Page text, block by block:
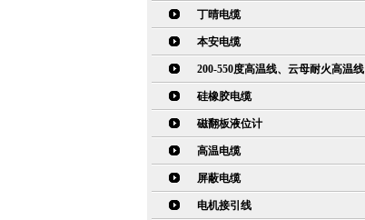
丁晴电缆
本安电缆
200-550度高温线、云母耐火高温线
硅橡胶电缆
磁翻板液位计
高温电缆
屏蔽电缆
电机接引线